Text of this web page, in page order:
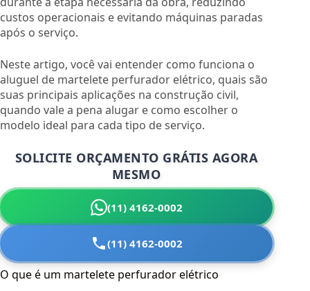
custos operacionais e evitando máquinas paradas
após o serviço.
Neste artigo, você vai entender como funciona o
aluguel de martelete perfurador elétrico, quais são
suas principais aplicações na construção civil,
quando vale a pena alugar e como escolher o
modelo ideal para cada tipo de serviço.
SOLICITE ORÇAMENTO GRÁTIS AGORA
MESMO
(11) 4162-0002
(11) 4162-0002
O que é um martelete perfurador elétrico